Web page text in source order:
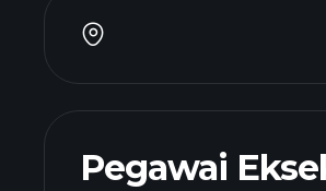
Pegawai